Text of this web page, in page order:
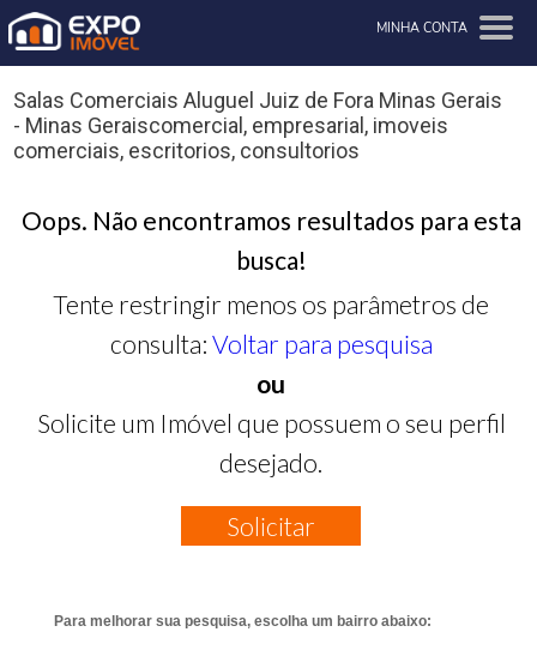
MINHA CONTA
Salas Comerciais Aluguel Juiz de Fora Minas Gerais
- Minas Geraiscomercial, empresarial, imoveis
comerciais, escritorios, consultorios
Oops. Não encontramos resultados para esta
busca!
Tente restringir menos os parâmetros de
consulta: Voltar para pesquisa
ou
Solicite um Imóvel que possuem o seu perfil
desejado.
Solicitar
Para melhorar sua pesquisa, escolha um bairro abaixo: